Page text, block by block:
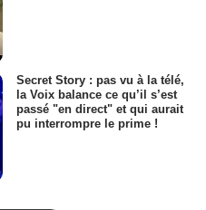
Secret Story : pas vu à la télé,
la Voix balance ce qu’il s’est
passé "en direct" et qui aurait
pu interrompre le prime !